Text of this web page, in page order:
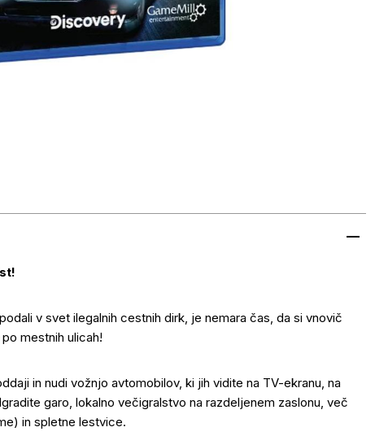
v svet ilegalnih cestnih dirk, je nemara čas, da si vnovič
mestnih ulicah!
in nudi vožnjo avtomobilov, ki jih vidite na TV-ekranu, na
garo, lokalno večigralstvo na razdeljenem zaslonu, več
in spletne lestvice.